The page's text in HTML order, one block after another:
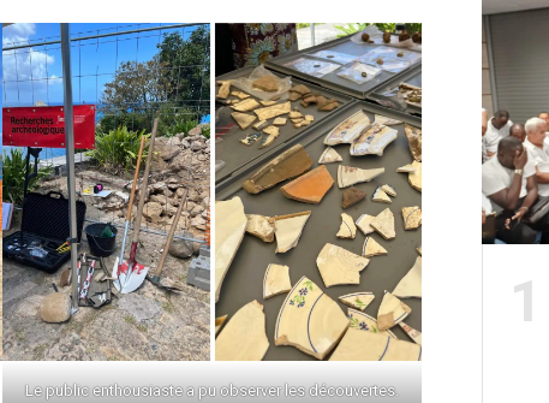
Le public enthousiaste a pu observer les découvertes.
1